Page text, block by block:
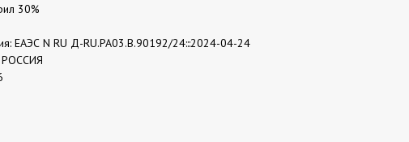
30%
ЕАЭС N RU Д-RU.РА03.В.90192/24:::2024-04-24
РОССИЯ